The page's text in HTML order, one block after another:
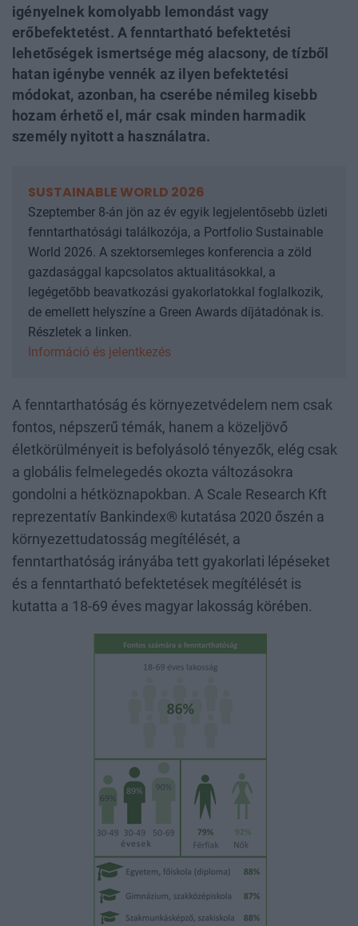
igényelnek komolyabb lemondást vagy
erőbefektetést. A fenntartható befektetési
lehetőségek ismertsége még alacsony, de tízből
hatan igénybe vennék az ilyen befektetési
módokat, azonban, ha cserébe némileg kisebb
hozam érhető el, már csak minden harmadik
személy nyitott a használatra.
SUSTAINABLE WORLD 2026
Szeptember 8-án jön az év egyik legjelentősebb üzleti
fenntarthatósági találkozója, a Portfolio Sustainable
World 2026. A szektorsemleges konferencia a zöld
gazdasággal kapcsolatos aktualitásokkal, a
legégetőbb beavatkozási gyakorlatokkal foglalkozik,
de emellett helyszíne a Green Awards díjátadónak is.
Részletek a linken.
Információ és jelentkezés
A fenntarthatóság és környezetvédelem nem csak
fontos, népszerű témák, hanem a közeljövő
életkörülményeit is befolyásoló tényezők, elég csak
a globális felmelegedés okozta változásokra
gondolni a hétköznapokban. A Scale Research Kft
reprezentatív Bankindex® kutatása 2020 őszén a
környezettudatosság megítélését, a
fenntarthatóság irányába tett gyakorlati lépéseket
és a fenntartható befektetések megítélését is
kutatta a 18-69 éves magyar lakosság körében.